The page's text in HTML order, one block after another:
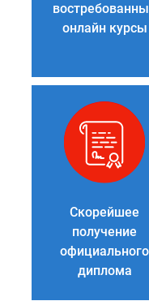
онлайн курсы
Скорейшее
получение
официального
диплома